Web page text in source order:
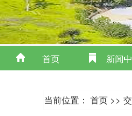
首页 新闻
当前位置： 首页 >>